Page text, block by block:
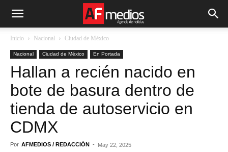
Inicio Nacional Ciudad de México
Nacional Ciudad de México En Portada
Hallan a recién nacido en
bote de basura dentro de
tienda de autoservicio en
CDMX
Por AFMEDIOS / REDACCIÓN - May 22, 2025